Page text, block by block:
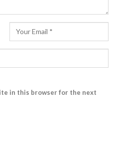
in this browser for the next